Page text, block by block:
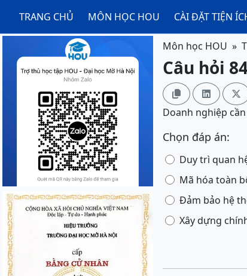
TRANG CHỦ MÔN HỌC HOU CÀI ĐẶT TIỆN
Môn học HOU
Câu hỏi
  
Doanh nghiệp
Chọn đáp án:
Duy trì quan
Mã hóa toàn
Đảm bảo hệ
Xây dựng